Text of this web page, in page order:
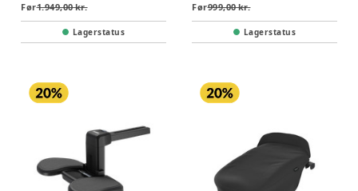
Før1.949,00 kr.
Lagerstatus
Før999,00 kr.
Lagerstatus